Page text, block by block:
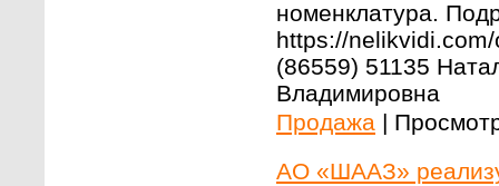
номенклатура.
https://
(86559) 51135
Владимировна
Продажа |
АО «ШААЗ»